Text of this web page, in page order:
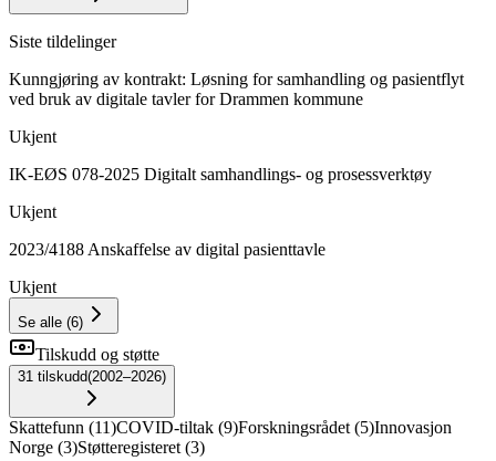
Siste tildelinger
Kunngjøring av kontrakt: Løsning for samhandling og pasientflyt
ved bruk av digitale tavler for Drammen kommune
Ukjent
IK-EØS 078-2025 Digitalt samhandlings- og prosessverktøy
Ukjent
2023/4188 Anskaffelse av digital pasienttavle
Ukjent
Se alle (6)
Tilskudd og støtte
31 tilskudd(2002–2026)
Skattefunn (11)COVID-tiltak (9)Forskningsrådet (5)Innovasjon
Norge (3)Støtteregisteret (3)